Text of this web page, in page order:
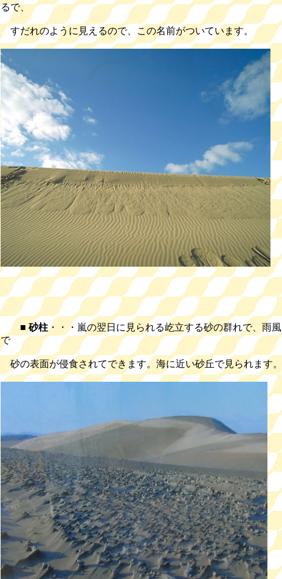
るで、
すだれのように見えるので、この名前がついています。
■ 砂柱・・・嵐の翌日に見られる屹立する砂の群れで、雨風
で
砂の表面が侵食されてできます。海に近い砂丘で見られます。